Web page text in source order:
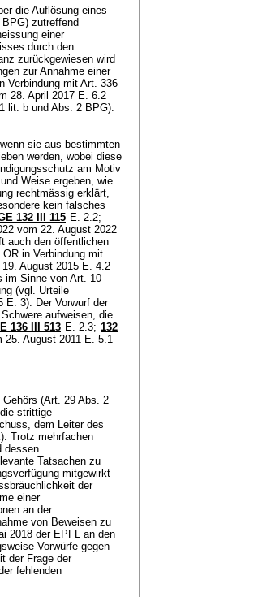
die Auflösung eines
BPG) zutreffend
einer
durch den
zurückgewiesen wird
zur Annahme einer
Verbindung mit Art. 336
28. April 2017 E. 6.2
lit. b und Abs. 2 BPG).
sie aus bestimmten
werden, wobei diese
am Motiv
Weise ergeben, wie
rechtmässig erklärt,
kein falsches
132 III 115 E. 2.2;
vom 22. August 2022
auch den öffentlichen
OR in Verbindung mit
August 2015 E. 4.2
im Sinne von Art. 10
(vgl. Urteile
E. 3). Der Vorwurf der
aufweisen, die
136 III 513 E. 2.3; 132
25. August 2011 E. 5.1
Gehörs (Art. 29 Abs. 2
strittige
dem Leiter des
Trotz mehrfachen
dessen
Tatsachen zu
mitgewirkt
der
einer
an der
von Beweisen zu
2018 der EPFL an den
Vorwürfe gegen
der Frage der
fehlenden